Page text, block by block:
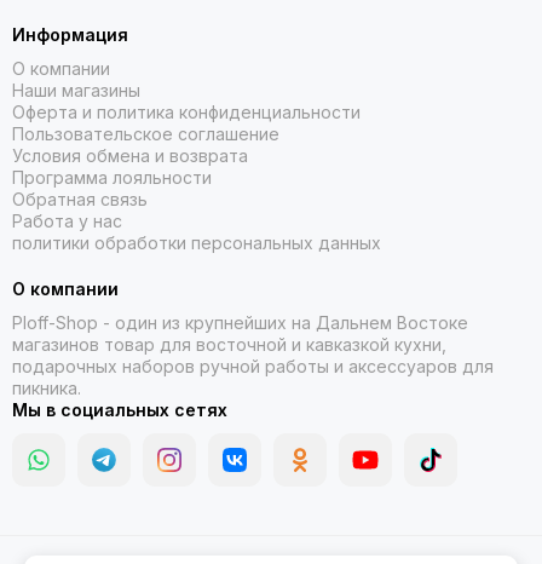
Информация
О компании
Наши магазины
Оферта и политика конфиденциальности
Пользовательское соглашение
Условия обмена и возврата
Программа лояльности
Обратная связь
Работа у нас
политики обработки персональных данных
О компании
Ploff-Shop - один из крупнейших на Дальнем Востоке
магазинов товар для восточной и кавказкой кухни,
подарочных наборов ручной работы и аксессуаров для
пикника.
Мы в социальных сетях